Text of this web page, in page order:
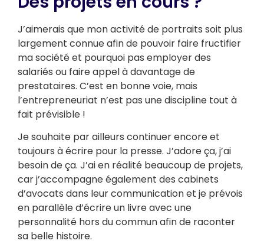
J’aimerais que mon activité de portraits soit plus
largement connue afin de pouvoir faire fructifier
ma société et pourquoi pas employer des
salariés ou faire appel à davantage de
prestataires. C’est en bonne voie, mais
l’entrepreneuriat n’est pas une discipline tout à
fait prévisible !
Je souhaite par ailleurs continuer encore et
toujours à écrire pour la presse. J’adore ça, j’ai
besoin de ça. J’ai en réalité beaucoup de projets,
car j’accompagne également des cabinets
d’avocats dans leur communication et je prévois
en parallèle d’écrire un livre avec une
personnalité hors du commun afin de raconter
sa belle histoire.